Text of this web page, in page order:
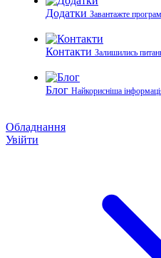
Додатки Завантажте
Контакти Залишились
Блог Найкорисніша
Обладнання
Увійти